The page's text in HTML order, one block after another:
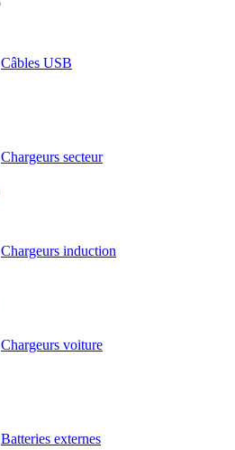
Câbles USB
Chargeurs secteur
Chargeurs induction
Chargeurs voiture
Batteries externes